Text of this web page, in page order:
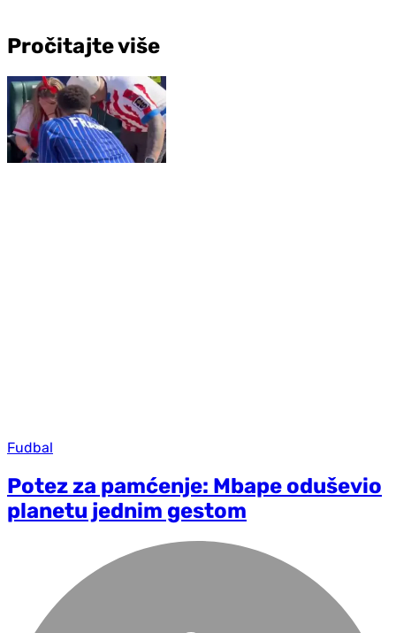
Pročitajte više
Fudbal
Potez za pamćenje: Mbape oduševio
planetu jednim gestom